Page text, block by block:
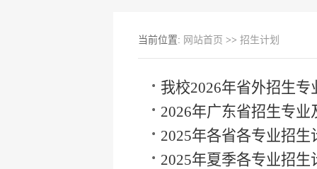
当前位置: 网站首页 >> 招生计划
我校2026年省外招生专
划
2026年广东省招生专业
2025年各省各专业招生
2025年夏季各专业招生